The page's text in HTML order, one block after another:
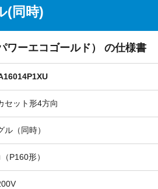
(同時)
ワーエコゴールド） の仕様書
セット形4方向
ル（同時）
P160形）